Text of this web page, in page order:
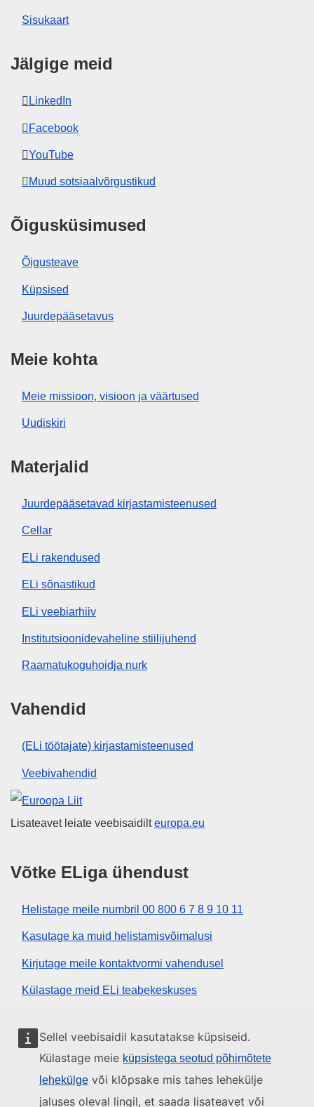
Sellel veebisaidil kasutatakse küpsiseid.
Külastage meie küpsistega seotud põhimõtete
lehekülge või klõpsake mis tahes lehekülje
jaluses oleval lingil, et saada lisateavet või
Sisukaart
Jälgige meid
LinkedIn
Facebook
YouTube
Muud sotsiaalvõrgustikud
Õigusküsimused
Õigusteave
Küpsised
Juurdepääsetavus
Meie kohta
Meie missioon, visioon ja väärtused
Uudiskiri
Materjalid
Juurdepääsetavad kirjastamisteenused
Cellar
ELi rakendused
ELi sõnastikud
ELi veebiarhiiv
Institutsioonidevaheline stiilijuhend
Raamatukoguhoidja nurk
Vahendid
(ELi töötajate) kirjastamisteenused
Veebivahendid
Euroopa Liit
Lisateavet leiate veebisaidilteuropa.eu
Võtke ELiga ühendust
Helistage meile numbril 00 800 6 7 8 9 10 11
Kasutage ka muid helistamisvõimalusi
Kirjutage meile kontaktvormi vahendusel
Külastage meid ELi teabekeskuses
Sotsiaalmeedia